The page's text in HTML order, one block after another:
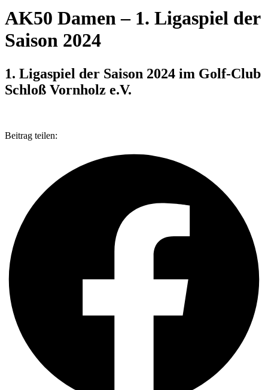
AK50 Damen – 1. Ligaspiel der
Saison 2024
1. Ligaspiel der Saison 2024 im Golf-Club
Schloß Vornholz e.V.
Beitrag teilen: